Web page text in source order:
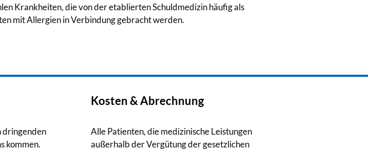
Krankheiten, die von der etablierten Schuldmedizin häufig als
mit Allergien in Verbindung gebracht werden.
dringenden
kommen.
Kosten & Abrechnung
Alle Patienten, die medizinische Leistungen
außerhalb der Vergütung der gesetzlichen